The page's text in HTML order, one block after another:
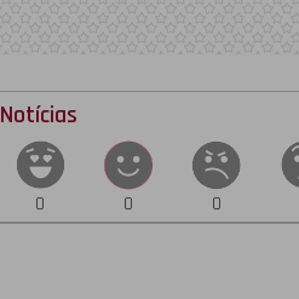
Notícias
0 0 0